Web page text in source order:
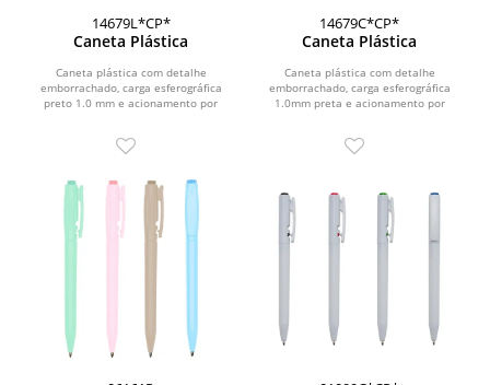
14679L*CP*
Caneta Plástica
Caneta plástica com detalhe
emborrachado, carga esferográfica
preto 1.0 mm e acionamento por
14679C*CP*
Caneta Plástica
Caneta plástica com detalhe
emborrachado, carga esferográfica
1.0mm preta e acionamento por